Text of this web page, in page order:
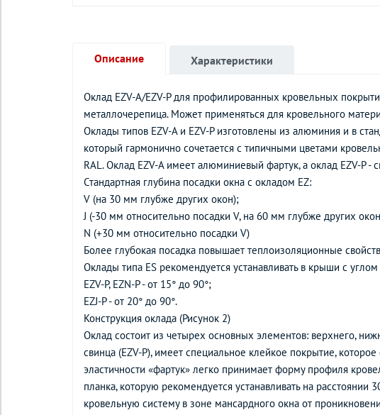
Описание
Оклад EZV-A/EZV-P для профилированных кровельных
металлочерепица. Может применяться для кровельного
Оклады типов EZV-A и EZV-P изготовлены из алюминия и в
который гармонично сочетается с типичными цветами
RAL. Оклад EZV-A имеет алюминиевый фартук, а оклад EZV-P -
Стандартная глубина посадки окна с окладом EZ:
V (на 30 мм глубже других окон);
J (-30 мм относительно посадки V, на 60 мм глубже других
N (+30 мм относительно посадки V)
Более глубокая посадка повышает теплоизоляционные
Оклады типа ES рекомендуется устанавливать в крыши с
EZV-P, EZN-P - от 15° до 90°;
EZJ-P - от 20° до 90°.
Конструкция оклада (Рисунок 2)
Оклад состоит из четырех основных элементов: верхнего,
свинца (EZV-P), имеет специальное клейкое покрытие,
эластичности «фартук» легко принимает форму профиля
планка, которую рекомендуется устанавливать на
кровельную систему в зоне мансардного окна от
Характеристики